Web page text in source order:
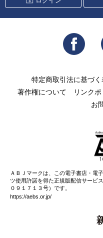
特定商取引法に基づく
著作権について
リンク
お
ＡＢＪマークは、この電子書店・電
ツ使用許諾を得た正規版配信サービ
０９１７１３号）です。
https://aebs.or.jp/